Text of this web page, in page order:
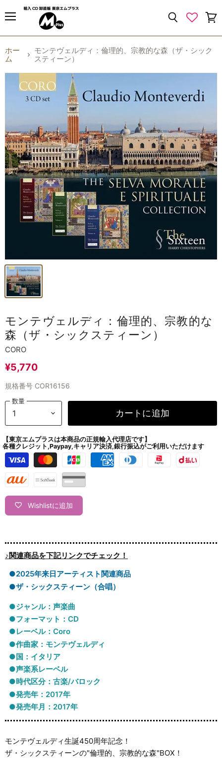
ー
索
る
ー
を
ホー
ム
モンテヴェルディ：倫理的、宗教的な森（ザ・シック
スティーン）
モンテヴェルディ：倫理的、宗教的な
森（ザ・シックスティーン）
CORO
¥5,770
規格番号 COR16156
数量
カートに追加
【東京エムプラスは本商品の正規輸入代理店です】
各種クレジット,Paypay,キャリア決済,銀行振込がご利用いただけます
Wishlistに追加
♪関連商品を下記リンクでチェック！
●2025年来日アーティスト関連商品
●ザ・シックスティーン（合唱）
●ジャンル：声楽曲
●フォーマット：CD
●レーベル：Coro
●作曲家：モンテヴェルディ
●国：イタリア
●声楽系レーベル
●時代区分：古楽/バロック
●発売年：2017年
●発売年月：2017年
モンテヴェルディ生誕450周年記念！
ザ・シックスティーンの"倫理的、宗教的な森"BOX！
{{currency}}{{discount}} undefined
View Cart